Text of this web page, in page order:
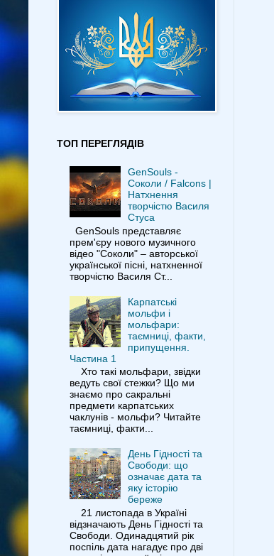
ТОП ПЕРЕГЛЯДІВ
GenSouls -
Соколи / Falcons |
Натхнення
творчістю Василя
Стуса
GenSouls представляє
прем'єру нового музичного
відео "Соколи" – авторської
української пісні, натхненної
творчістю Василя Ст...
Карпатські
мольфи і
мольфари:
таємниці, факти,
припущення.
Частина 1
Хто такі мольфари, звідки
ведуть свої стежки? Що ми
знаємо про сакральні
предмети карпатських
чаклунів - мольфи? Читайте
таємниці, факти...
День Гідності та
Свободи: що
означає дата та
яку історію
береже
21 листопада в Україні
відзначають День Гідності та
Свободи. Одинадцятий рік
поспіль дата нагадує про дві